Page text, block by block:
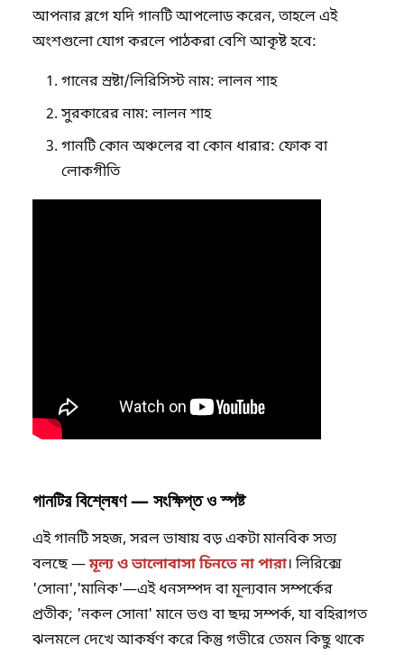
আপনার ব্লগে যদি গানটি আপলোড করেন, তাহলে এই
অংশগুলো যোগ করলে পাঠকরা বেশি আকৃষ্ট হবে:
গানের স্রষ্টা/লিরিসিস্ট নাম: লালন শাহ
সুরকারের নাম: লালন শাহ
গানটি কোন অঞ্চলের বা কোন ধারার: ফোক বা
লোকগীতি
গানটির বিশ্লেষণ — সংক্ষিপ্ত ও স্পষ্ট
এই গানটি সহজ, সরল ভাষায় বড় একটা মানবিক সত্য
বলছে —মূল্য ও ভালোবাসা চিনতে না পারা। লিরিক্সে
'সোনা','মানিক'—এই ধনসম্পদ বা মূল্যবান সম্পর্কের
প্রতীক; 'নকল সোনা' মানে ভণ্ড বা ছদ্ম সম্পর্ক, যা বহিরাগত
ঝলমলে দেখে আকর্ষণ করে কিন্তু গভীরে তেমন কিছু থাকে